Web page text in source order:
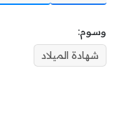
وسوم:
شهادة الميلاد